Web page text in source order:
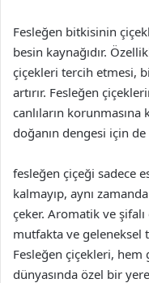
Fesleğen bitkisinin
besin kaynağıdır.
çiçekleri tercih etmesi,
artırır. Fesleğen
canlıların
doğanın dengesi için
fesleğen çiçeği sadece
kalmayıp, aynı
çeker. Aromatik ve
mutfakta ve geleneksel
Fesleğen çiçekleri,
dünyasında özel bir